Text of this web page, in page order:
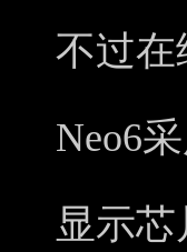
不过在
Neo6
显示芯